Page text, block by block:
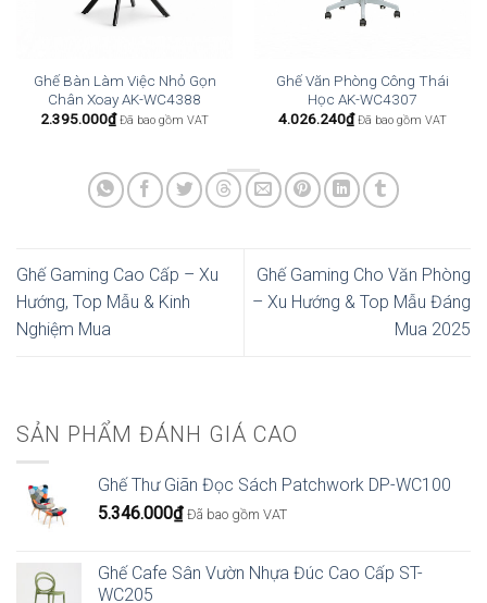
SẢN PHẨM ĐÁNH GIÁ CAO
Ghế Thư Giãn Đọc Sách Patchwork DP-WC100
5.346.000₫ Đã bao gồm VAT
Ghế Cafe Sân Vườn Nhựa Đúc Cao Cấp ST-
WC205
Ghế Bàn Làm Việc Nhỏ Gọn
Chân Xoay AK-WC4388
2.395.000₫ Đã bao gồm VAT
Ghế Văn Phòng Công Thái
Học AK-WC4307
4.026.240₫ Đã bao gồm VAT
Ghế Gaming Cao Cấp – Xu
Hướng, Top Mẫu & Kinh
Nghiệm Mua
Ghế Gaming Cho Văn Phòng
– Xu Hướng & Top Mẫu Đáng
Mua 2025